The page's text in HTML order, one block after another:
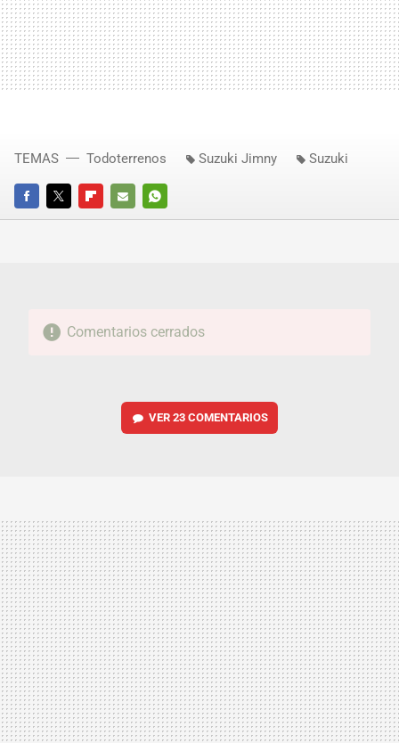
FACEBOOKTWITTERFLIPBOARD
E-
WHATSAPP
TEMAS Todoterrenos Suzuki Jimny Suzuki
Comentarios cerrados
VER 23 COMENTARIOS